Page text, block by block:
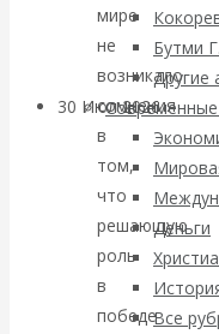
Бутми
Другие
Современные
Деньги
Все
nach
30 Июл 2026Банки
Валентин
мире
не
возникало
сомнения
в
том,
что
решающую
роль
в
победе